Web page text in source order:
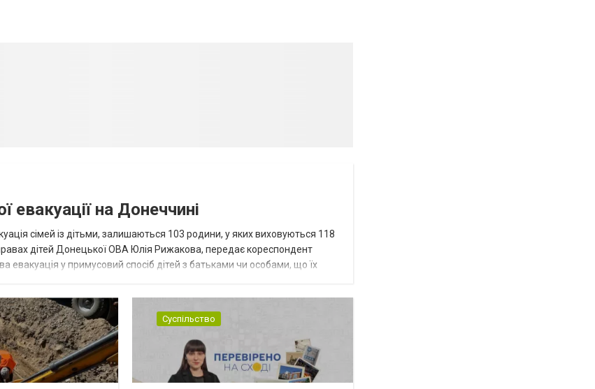
евакуації на Донеччині
сімей із дітьми, залишаються 103 родини, у яких виховуються 118
дітей Донецької ОВА Юлія Рижакова, передає кореспондент
евакуація у примусовий спосіб дітей з батьками чи особами, що їх
Суспільство